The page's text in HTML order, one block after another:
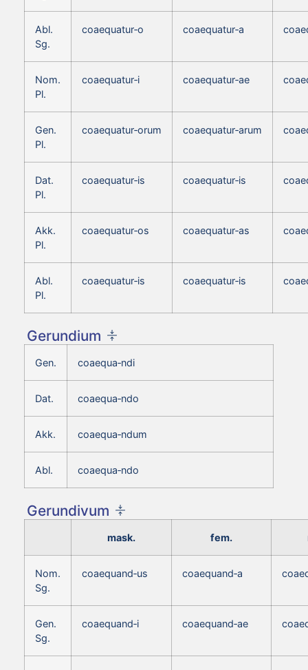
Abl.
Sg.
coaequatur‑o coaequatur‑a
Nom.
Pl.
coaequatur‑i coaequatur‑ae
Gen.
Pl.
coaequatur‑orum coaequatur‑arum
Dat.
Pl.
coaequatur‑is coaequatur‑is
Akk.
Pl.
coaequatur‑os coaequatur‑as
Abl.
Pl.
coaequatur‑is coaequatur‑is
Gerundium
Gen. coaequa‑ndi
Dat. coaequa‑ndo
Akk. coaequa‑ndum
Abl. coaequa‑ndo
Gerundivum
mask. fem.
Nom.
Sg.
coaequand‑us coaequand‑a
Gen.
Sg.
coaequand‑i coaequand‑ae